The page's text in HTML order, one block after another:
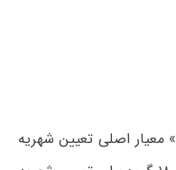
رتبه واحدهای دانشگاهی با نماد «R» معیار اصلی تعیین شهریه